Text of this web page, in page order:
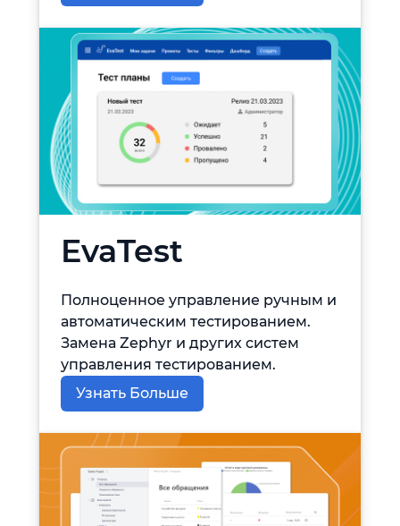
EvaTest
Полноценное управление ручным и
автоматическим тестированием.
Замена Zephyr и других систем
управления тестированием.
Узнать Больше